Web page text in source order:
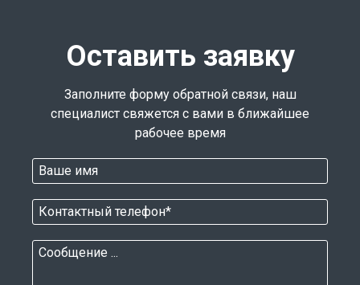
Оставить заявку
Заполните форму обратной связи, наш
специалист свяжется с вами в ближайшее
рабочее время